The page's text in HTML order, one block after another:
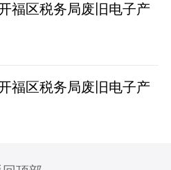
福区税务局废旧电子产
福区税务局废旧电子产